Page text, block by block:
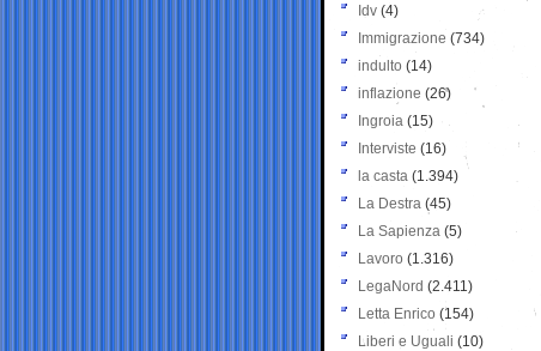
Idv (4)
Immigrazione (734)
indulto (14)
inflazione (26)
Ingroia (15)
Interviste (16)
la casta (1.394)
La Destra (45)
La Sapienza (5)
Lavoro (1.316)
LegaNord (2.411)
Letta Enrico (154)
Liberi e Uguali (10)